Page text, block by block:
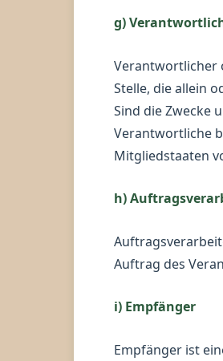
g)
Verantwortlicher
Stelle, die allein
Sind die Zwecke
Verantwortliche
Mitgliedstaaten
h)
Auftrag des
i) Empfänger
Empfänger ist